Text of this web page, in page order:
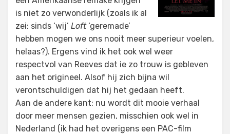
is niet zo verwonderlijk (zoals ik al
zei: sinds ‘wij’ Loft‘geremade’
hebben mogen we ons nooit meer superieur voelen,
helaas?). Ergens vind ik het ook wel weer
respectvol van Reeves dat ie zo trouw is gebleven
aan het origineel. Alsof hij zich bijna wil
verontschuldigen dat hij het gedaan heeft.
Aan de andere kant: nu wordt dit mooie verhaal
door meer mensen gezien, misschien ook wel in
Nederland (ik had het overigens een PAC-film